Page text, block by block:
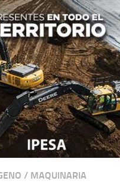
/ MAQUINARIA